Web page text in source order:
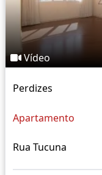
Vídeo
Perdizes
Apartamento
Rua Tucuna